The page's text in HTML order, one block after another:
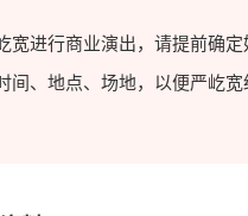
进行商业演出，请提前确定
间、地点、场地，以便严屹